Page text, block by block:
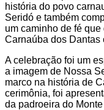
história do povo
Seridó e também
um caminho de fé
Carnaúba dos Dantas
A celebração foi um
a imagem de Nossa
marco na história de
cerimônia, foi
da padroeira do